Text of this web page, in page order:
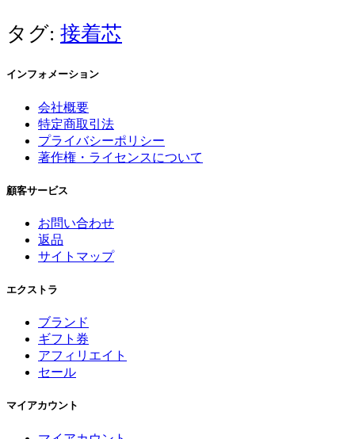
タグ: 接着芯
インフォメーション
会社概要
特定商取引法
プライバシーポリシー
著作権・ライセンスについて
顧客サービス
お問い合わせ
返品
サイトマップ
エクストラ
ブランド
ギフト券
アフィリエイト
セール
マイアカウント